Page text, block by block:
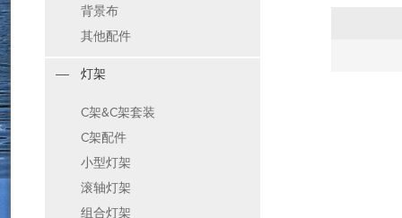
背景布
其他配件
灯架
C架&C架套装
C架配件
小型灯架
滚轴灯架
组合灯架